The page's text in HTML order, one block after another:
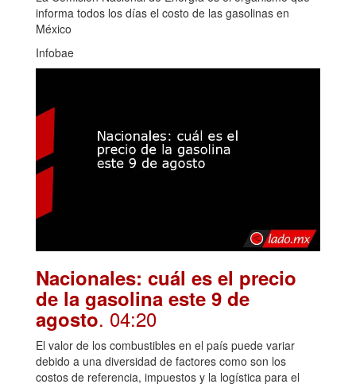
informa todos los días el costo de las gasolinas en
México
Infobae
Nacionales: cuál es el precio
de la gasolina este 9 de
agosto. 04:20
El valor de los combustibles en el país puede variar
debido a una diversidad de factores como son los
costos de referencia, impuestos y la logística para el